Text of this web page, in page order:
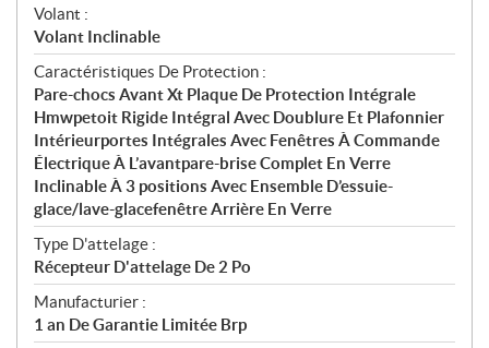
Volant :
Volant Inclinable
Caractéristiques De Protection :
Pare-chocs Avant Xt Plaque De Protection Intégrale
Hmwpetoit Rigide Intégral Avec Doublure Et Plafonnier
Intérieurportes Intégrales Avec Fenêtres À Commande
Électrique À L’avantpare-brise Complet En Verre
Inclinable À 3 positions Avec Ensemble D’essuie-
glace/lave-glacefenêtre Arrière En Verre
Type D'attelage :
Récepteur D'attelage De 2 Po
Manufacturier :
1 an De Garantie Limitée Brp